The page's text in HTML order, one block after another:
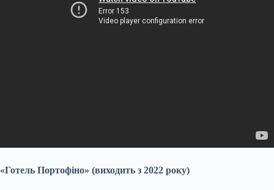
«Готель Портофіно» (виходить з 2022 року)